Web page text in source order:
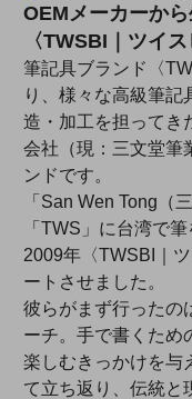
OEMメーカーか
〈TWSBI｜ツイス
筆記具ブランド〈
り、様々な高級筆記
造・加工を担ってき
会社（現：三文堂筆
ンドです。
「San Wen Tong（
「TWS」に台湾で
2009年〈TWSBI｜
ートさせました。
彼らがまず行ったの
ーチ。手で書くため
楽しむきっかけを与
て立ち返り、伝統と